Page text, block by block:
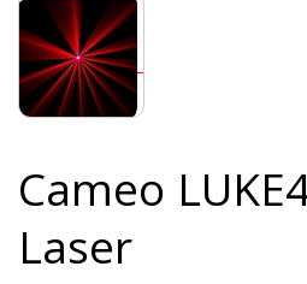
Cameo
Laser